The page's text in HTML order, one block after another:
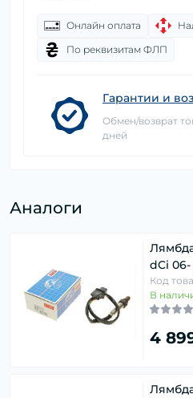
Онлайн оплата
По реквизитам ФЛП
Гарантии и
Обмен/возврат
дней
Аналоги
dCi 06-
Код
В
4